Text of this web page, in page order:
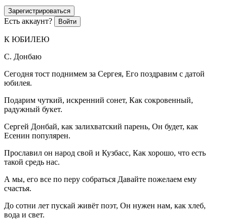
Зарегистрироваться
Есть аккаунт? Войти
К ЮБИЛЕЮ
С. Донбаю
Сегодня тост поднимем за Сергея, Его поздравим с датой
юбилея.
Подарим чуткий, искренний сонет, Как сокровенный,
радужный букет.
Сергей Донбай, как залихватский парень, Он будет, как
Есенин популярен.
Прославил он народ свой и Кузбасс, Как хорошо, что есть
такой средь нас.
А мы, его все по перу собраться Давайте пожелаем ему
счастья.
До сотни лет пускай живёт поэт, Он нужен нам, как хлеб,
вода и свет.